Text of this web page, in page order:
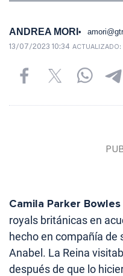
ANDREA MORI
13/07/2023 10:34 ACTUALIZADO:
Camila Parker Bowles
royals británicas en
hecho en compañía de
Anabel. La Reina
después de que lo